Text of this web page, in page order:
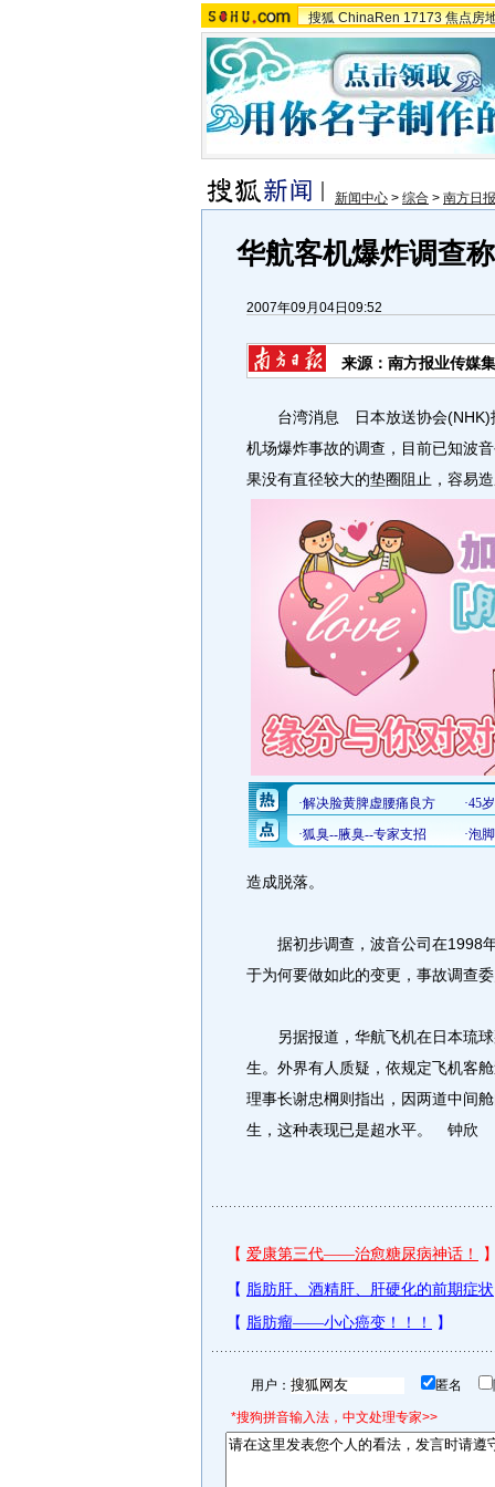
搜狐 ChinaRen 17173 焦点房
新闻中心 > 综合 > 南方日报
华航客机爆炸调查
2007年09月04日09:52
来源：南方报业传媒
台湾消息 日本放送协会(NHK)
机场爆炸事故的调查，目前已知波
果没有直径较大的垫圈阻止，容易
造成脱落。
据初步调查，波音公司在1998年
于为何要做如此的变更，事故调查
另据报道，华航飞机在日本琉球
生。外界有人质疑，依规定飞机客
理事长谢忠棡则指出，因两道中间
生，这种表现已是超水平。 钟欣
用户： 匿名
*搜狗拼音输入法，中文处理专家>>